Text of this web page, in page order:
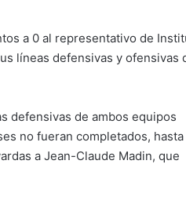
a 0 al representativo de
líneas defensivas y ofensivas
defensivas de ambos equipos
no fueran completados, hasta
a Jean-Claude Madin, que